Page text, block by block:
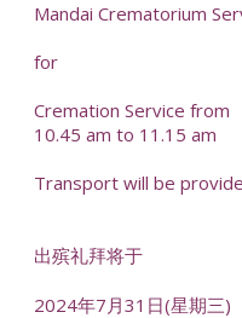
Mandai Crematorium
for
Cremation Service from
10.45 am to 11.15 am
Transport will be
出殡礼拜将于
2024年7月31日(星期三)